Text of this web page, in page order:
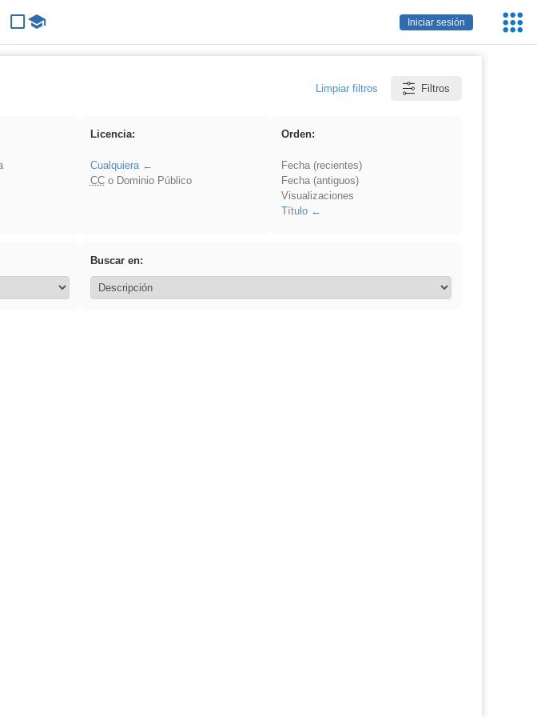
Iniciar sesión
Limpiar filtros Filtros
Licencia:
Cualquiera
CCo Dominio Público
Orden:
Fecha (recientes)
Fecha (antiguos)
Visualizaciones
Título
Buscar en: